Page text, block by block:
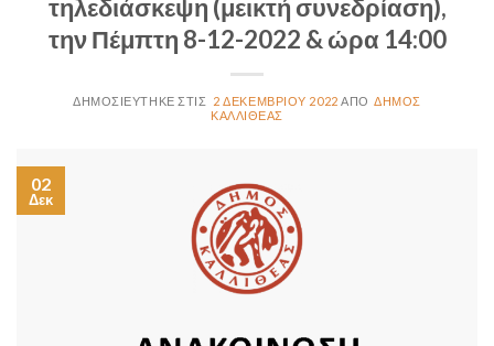
τηλεδιάσκεψη (μεικτή συνεδρίαση),
την Πέμπτη 8-12-2022 & ώρα 14:00
2 ΔΕΚΕΜΒΡΊΟΥ 2022
ΔΉΜΟΣ
ΚΑΛΛΙΘΈΑΣ
02
Δεκ